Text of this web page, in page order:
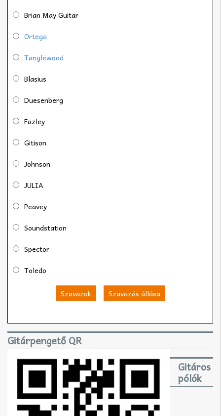
Brian May Guitar
Ortega
Tanglewood
Blasius
Duesenberg
Fazley
Gitison
Johnson
JULIA
Peavey
Soundstation
Spector
Toledo
Szavazok Szavazás állása
Gitárpengető QR
Gitáros
pólók